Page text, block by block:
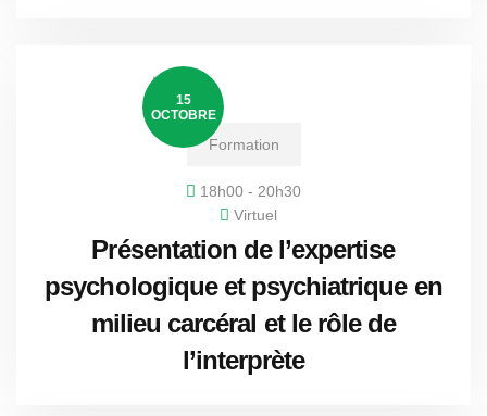
15
OCTOBRE
Formation
18h00 - 20h30
Virtuel
Présentation de l’expertise
psychologique et psychiatrique en
milieu carcéral et le rôle de
l’interprète